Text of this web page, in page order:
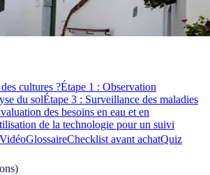
cultures ?Étape 1 : Observation
du solÉtape 3 : Surveillance des maladies
des besoins en eau et en
de la technologie pour un suivi
GlossaireChecklist avant achatQuiz
)